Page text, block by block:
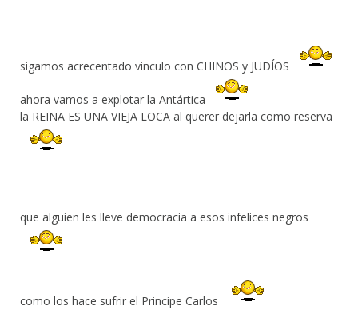
sigamos acrecentado vinculo con CHINOS y JUDÍOS
ahora vamos a explotar la Antártica
la REINA ES UNA VIEJA LOCA al querer dejarla como reserva
que alguien les lleve democracia a esos infelices negros
como los hace sufrir el Principe Carlos